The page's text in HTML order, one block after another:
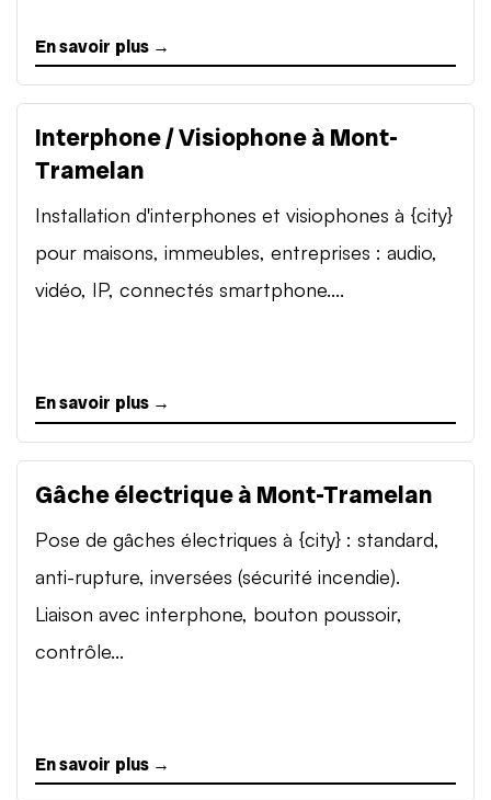
En savoir plus →
Interphone / Visiophone à Mont-
Tramelan
Installation d'interphones et visiophones à {city}
pour maisons, immeubles, entreprises : audio,
vidéo, IP, connectés smartphone....
En savoir plus →
Gâche électrique à Mont-Tramelan
Pose de gâches électriques à {city} : standard,
anti-rupture, inversées (sécurité incendie).
Liaison avec interphone, bouton poussoir,
contrôle...
En savoir plus →